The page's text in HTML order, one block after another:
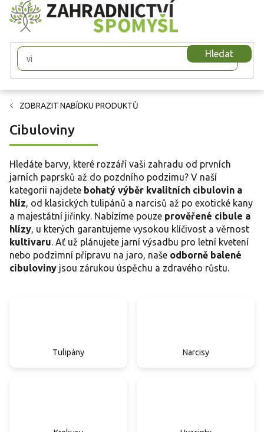
Přejít
na
obsah
Hledat
ZOBRAZIT NABÍDKU PRODUKTŮ
Cibuloviny
Hledáte barvy, které rozzáří vaši zahradu od prvních
jarních paprsků až do pozdního podzimu? V naší
kategorii najdete bohatý výběr kvalitních cibulovin a
hlíz , od klasických tulipánů a narcisů až po exotické kany
a majestátní jiřinky. Nabízíme pouze prověřené cibule a
hlízy , u kterých garantujeme vysokou klíčivost a věrnost
kultivaru . Ať už plánujete jarní výsadbu pro letní kvetení
nebo podzimní přípravu na jaro, naše odborně balené
cibuloviny jsou zárukou úspěchu a zdravého růstu.
Tulipány Narcisy